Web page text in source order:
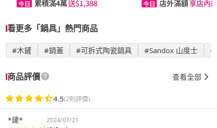
看更多「鍋具」熱門商品
#木鏟 #鍋蓋 #可拆式陶瓷鍋具 #Sandox 山度士 #
商品評價 查看全部
4.5(2則評價)
*建*
2024/07/21